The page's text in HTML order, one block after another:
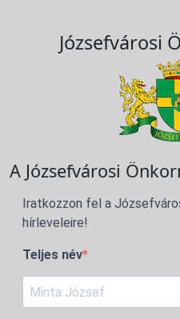
Józsefvárosi
A Józsefvárosi
Iratkozzon fel a
hírleveleire!
Teljes név